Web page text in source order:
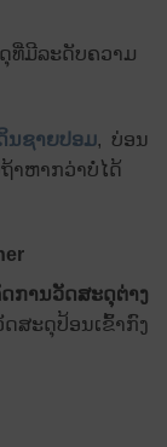
ທີ່ມີລະດັບຄວາມ
ນຊາຍປອມ, ບ່ອນ
າຫາກວ່າບໍ່ໄດ້
ການວັດສະດຸຕ່າງ
ສະດຸປ້ອນເຂົ້າກົງ